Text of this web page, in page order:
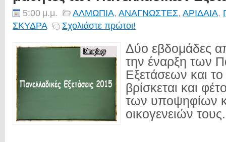
5:00 μ.μ. ΑΛΜΩΠΙΑ, ΑΝΑΓΝΩΣΤΕΣ, ΑΡΙΔΑΙΑ,
ΣΚΥΔΡΑ
Σχολιάστε πρώτοι!
Δύο εβδομάδες
την έναρξη των
Εξετάσεων και
βρίσκεται και
των υποψηφίων
οικογενειών